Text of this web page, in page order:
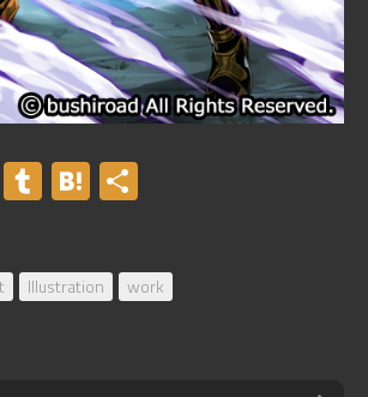
Pinterest
TumblrHatena
Illustration work